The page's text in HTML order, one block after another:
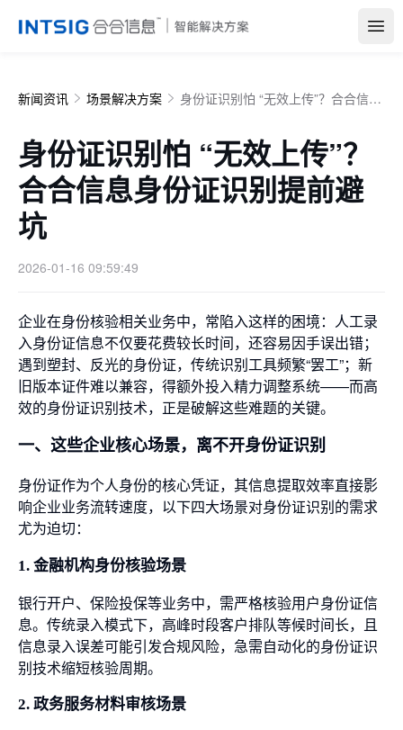
新闻资讯 场景解决方案 身份证识别怕 “无效上传”？合合信息身份证识别提前避坑
身份证识别怕 “无效上传”？
合合信息身份证识别提前避
坑
2026-01-16 09:59:49
企业在身份核验相关业务中，常陷入这样的困境：人工录
入身份证信息不仅要花费较长时间，还容易因手误出错；
遇到塑封、反光的身份证，传统识别工具频繁“罢工”；新
旧版本证件难以兼容，得额外投入精力调整系统——而高
效的身份证识别技术，正是破解这些难题的关键。
一、这些企业核心场景，离不开身份证识别
身份证作为个人身份的核心凭证，其信息提取效率直接影
响企业业务流转速度，以下四大场景对身份证识别的需求
尤为迫切：
1. 金融机构身份核验场景
银行开户、保险投保等业务中，需严格核验用户身份证信
息。传统录入模式下，高峰时段客户排队等候时间长，且
信息录入误差可能引发合规风险，急需自动化的身份证识
别技术缩短核验周期。
2. 政务服务材料审核场景